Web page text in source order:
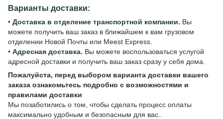
Варианты доставки:
• Доставка в отделение транспортной компании. Вы
можете получить ваш заказ в ближайшем к вам грузовом
отделении Новой Почты или Meest Express.
• Адресная доставка. Вы можете воспользоваться услугой
адресной доставки и получить ваш заказ сразу у себя дома.
Пожалуйста, перед выбором варианта доставки вашего
заказа ознакомьтесь подробно с возможностями и
правилами доставки
Мы позаботились о том, чтобы сделать процесс оплаты
максимально удобным и безопасным для вас..